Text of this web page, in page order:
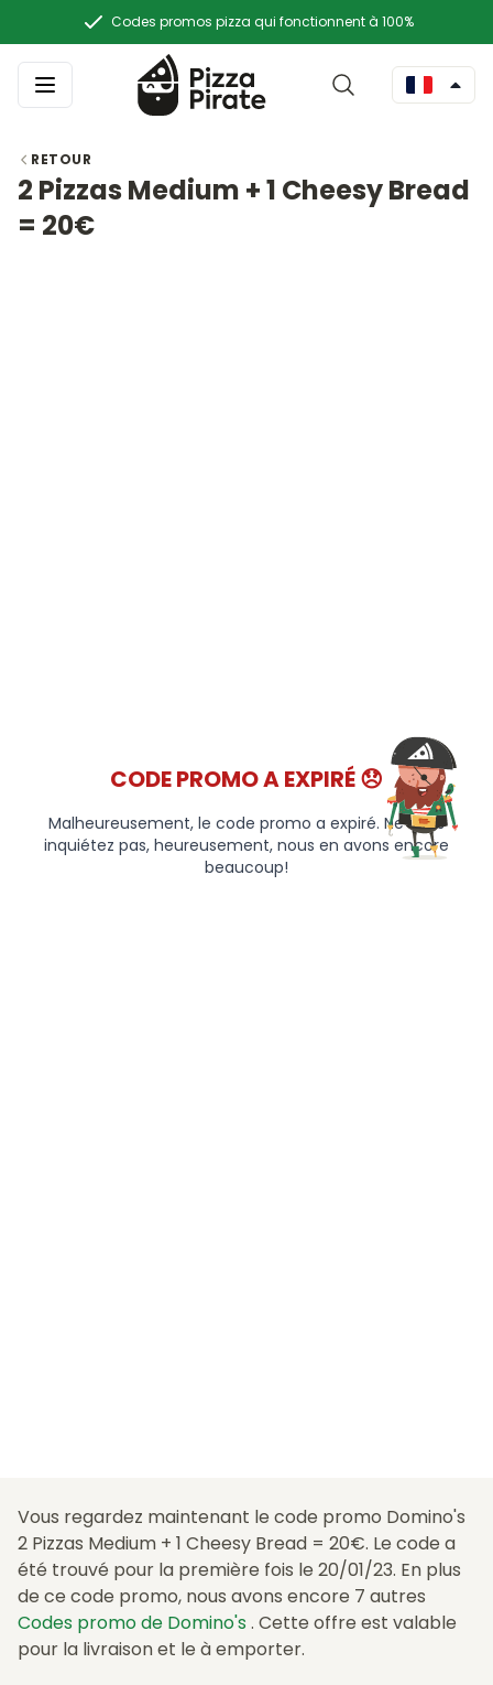
Codes promos pizza qui fonctionnent à 100%
RETOUR
2 Pizzas Medium + 1 Cheesy Bread
= 20€
CODE PROMO A EXPIRÉ 😞
Malheureusement, le code promo a expiré. Ne vous
inquiétez pas, heureusement, nous en avons encore
beaucoup!
Vous regardez maintenant le code promo Domino's
2 Pizzas Medium + 1 Cheesy Bread = 20€. Le code a
été trouvé pour la première fois le 20/01/23. En plus
de ce code promo, nous avons encore 7 autres
Codes promo de Domino's . Cette offre est valable
pour la livraison et le à emporter.